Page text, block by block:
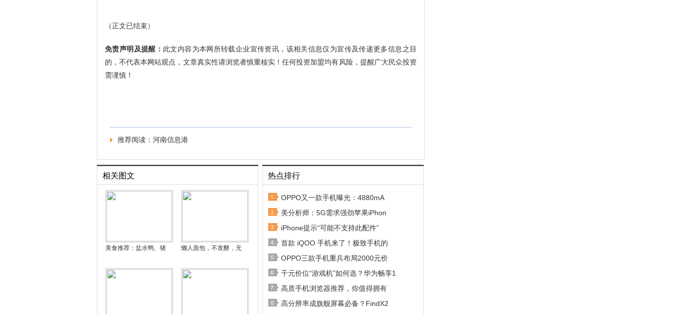
（正文已结束）
免责声明及提醒： 此文内容为本网所转载企业宣传资讯，该相关信息仅为宣传及传递更多信息之目
的，不代表本网站观点，文章真实性请浏览者慎重核实！任何投资加盟均有风险，提醒广大民众投资
需谨慎！
推荐阅读： 河南信息港
相关图文
美食推荐：盐水鸭、猪 懒人面包，不发酵，无
热点排行
OPPO又一款手机曝光：4880mA
美分析师：5G需求强劲苹果iPhon
iPhone提示“可能不支持此配件”
首款 iQOO 手机来了！极致手机的
OPPO三款手机重兵布局2000元价
千元价位“游戏机”如何选？华为畅享1
高质手机浏览器推荐，你值得拥有
高分辨率成旗舰屏幕必备？FindX2